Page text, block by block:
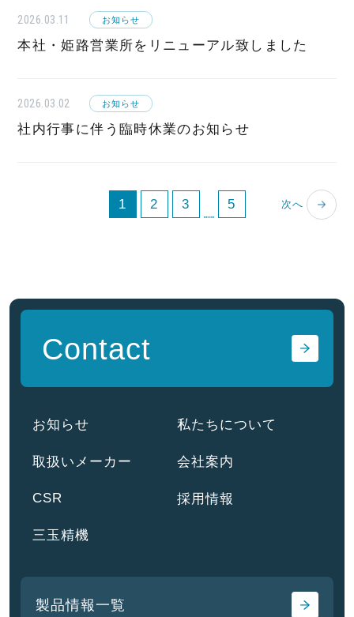
2026.03.11 お知らせ
本社・姫路営業所をリニューアル致しました
2026.03.02 お知らせ
社内行事に伴う臨時休業のお知らせ
1 2 3 5 次へ
お知らせ 私たちについて
取扱いメーカー 会社案内
CSR 採用情報
三玉精機
Contact
製品情報一覧